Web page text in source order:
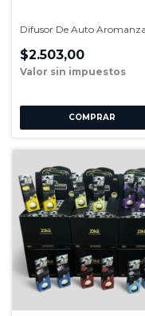
Difusor De Auto Aromanza
$2.503,00
COMPRAR